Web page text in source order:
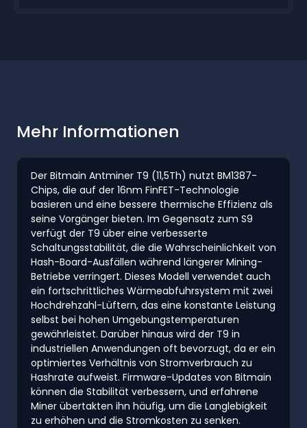
Mehr Informationen
Der Bitmain Antminer T9 (11,5Th) nutzt BM1387-
Chips, die auf der 16nm FinFET-Technologie
basieren und eine bessere thermische Effizienz als
seine Vorgänger bieten. Im Gegensatz zum S9
verfügt der T9 über eine verbesserte
Schaltungsstabilität, die die Wahrscheinlichkeit von
Hash-Board-Ausfällen während längerer Mining-
Betriebe verringert. Dieses Modell verwendet auch
ein fortschrittliches Wärmeabfuhrsystem mit zwei
Hochdrehzahl-Lüftern, das eine konstante Leistung
selbst bei hohen Umgebungstemperaturen
gewährleistet. Darüber hinaus wird der T9 in
industriellen Anwendungen oft bevorzugt, da er ein
optimiertes Verhältnis von Stromverbrauch zu
Hashrate aufweist. Firmware-Updates von Bitmain
können die Stabilität verbessern, und erfahrene
Miner übertakten ihn häufig, um die Langlebigkeit
zu erhöhen und die Stromkosten zu senken.